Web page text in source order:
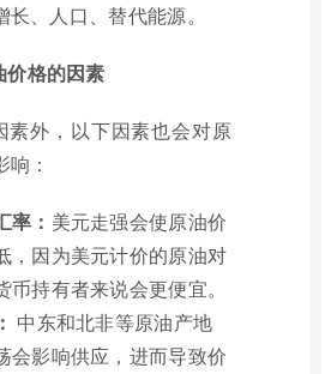
、人口、替代能源。
价格的因素
素外，以下因素也会对原
：
率： 美元走强会使原油价
，因为美元计价的原油对
币持有者来说会更便宜。
中东和北非等原油产地
会影响供应，进而导致价